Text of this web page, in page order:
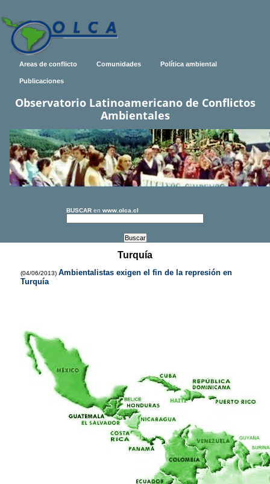
Areas de conflicto Comunidades Política ambiental
Publicaciones
Observatorio Latinoamericano de Conflictos
Ambientales
BUSCAR en www.olca.cl
Turquía
(04/06/2013) Ambientalistas exigen el fin de la represión en
Turquía